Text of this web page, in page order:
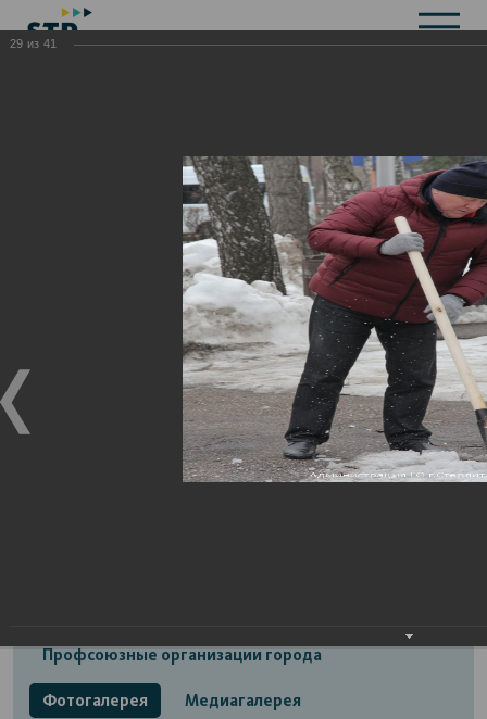
Карта города
Справочная информация
Территориальные органы и представительства
Актуальная информация Открытые данные
Строительство
Жилищно-коммунальное хозяйство
Инвестиционная привлекательность
Профсоюзные организации города
Фотогалерея Медиагалерея
29 из 41